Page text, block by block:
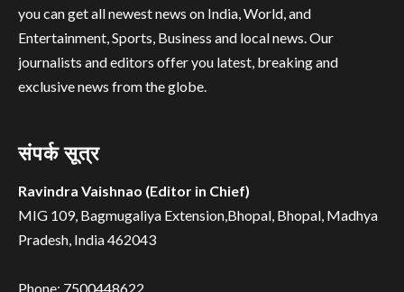
you can get all newest news on India, World, and
Entertainment, Sports, Business and local news. Our
journalists and editors offer you latest, breaking and
exclusive news from the globe.
संपर्क सूत्र
Ravindra Vaishnao (Editor in Chief)
MIG 109, Bagmugaliya Extension,Bhopal, Bhopal, Madhya
Pradesh, India 462043
Phone: 7500448622